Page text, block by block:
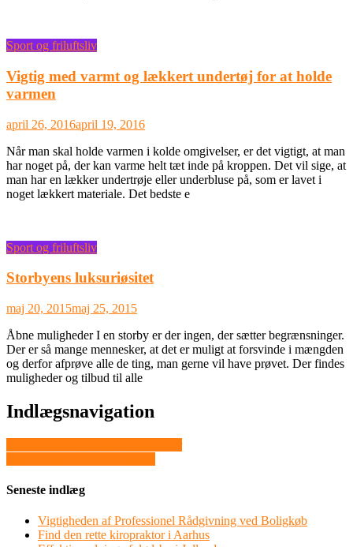
Sport og friluftsliv
Vigtig med varmt og lækkert undertøj for at holde
varmen
april 26, 2016april 19, 2016
Når man skal holde varmen i kolde omgivelser, er det vigtigt, at man
har noget på, der kan varme helt tæt inde på kroppen. Det vil sige, at
man har en lækker undertrøje eller underbluse på, som er lavet i
noget lækkert materiale. Det bedste e
Sport og friluftsliv
Storbyens luksuriøsitet
maj 20, 2015maj 25, 2015
Åbne muligheder I en storby er der ingen, der sætter begrænsninger.
Der er så mange mennesker, at det er muligt at forsvinde i mængden
og derfor afprøve alle de ting, man gerne vil have prøvet. Der findes
muligheder og tilbud til alle
Indlægsnavigation
Seneste indlæg
Vigtigheden af Professionel Rådgivning ved Boligkøb
Find den rette kiropraktor i Aarhus